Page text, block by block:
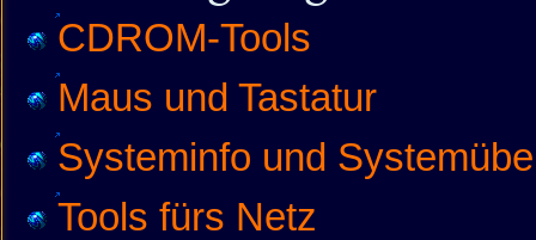
CDROM-Tools
Maus und Tastatur
Systeminfo und
Tools fürs Netz